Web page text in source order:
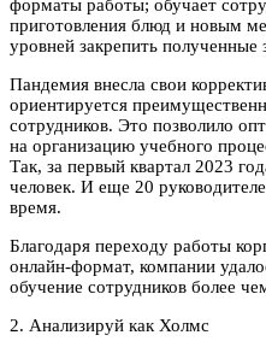
форматы работы; обучает
приготовления блюд и новым
уровней закрепить
Пандемия внесла свои
ориентируется
сотрудников. Это позволило
на организацию учебного
Так, за первый квартал 2023
человек. И еще 20
время.
Благодаря переходу работы
онлайн-формат, компании
обучение сотрудников более
2. Анализируй как Холмс